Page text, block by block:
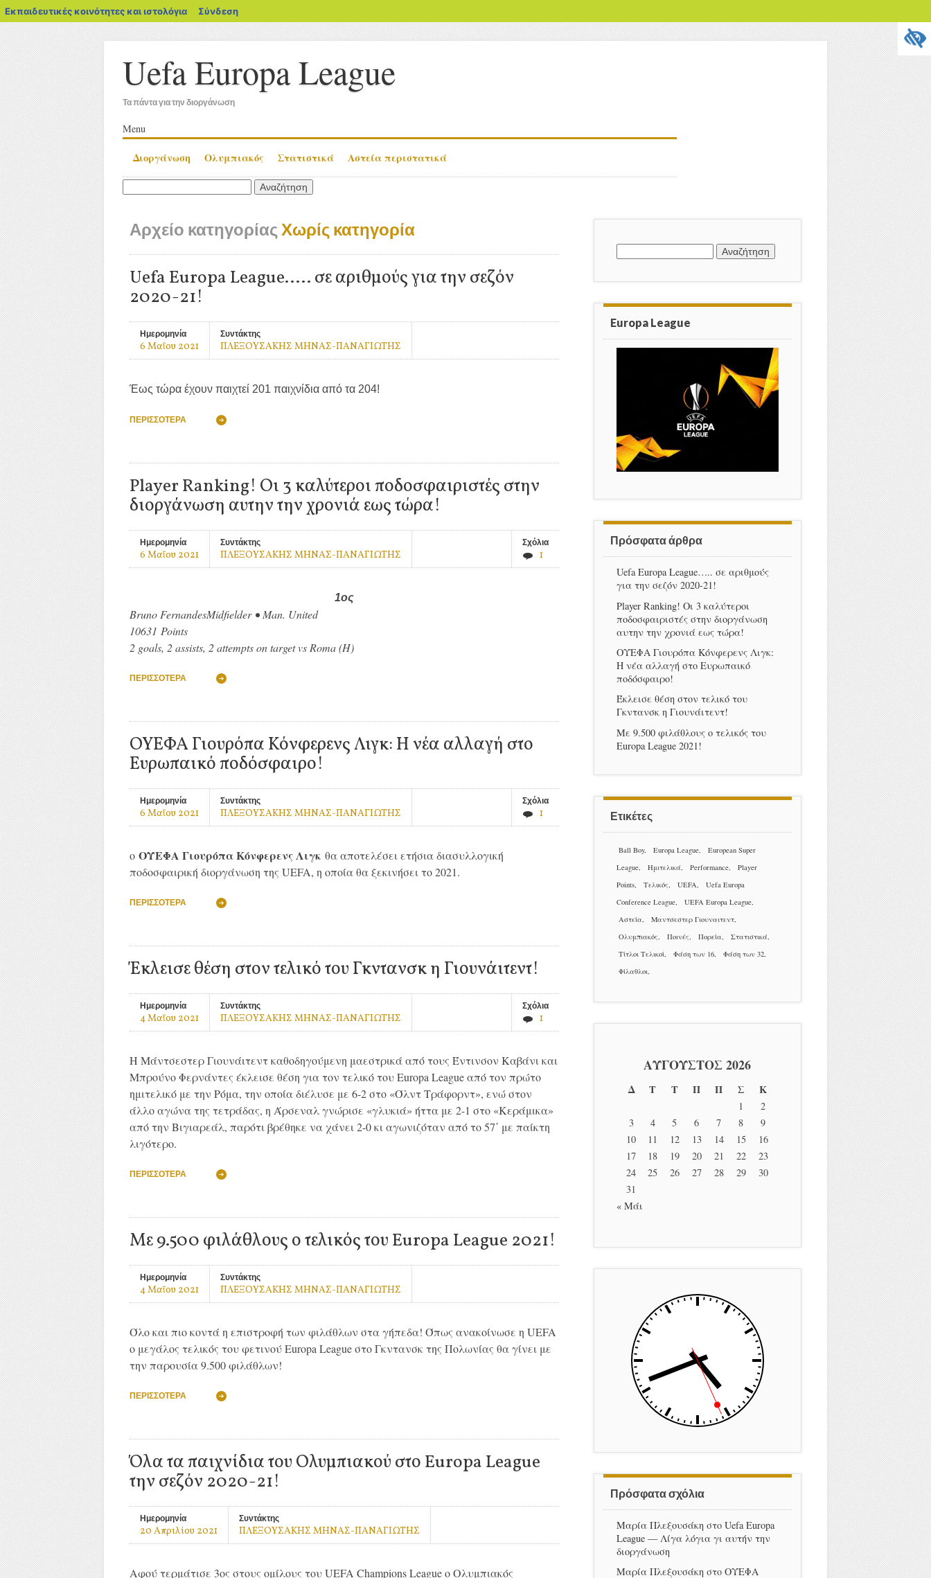
Εκπαιδευτικές κοινότητες και ιστολόγια blogs.sch.gr
Σύνδεση
Uefa Europa League
Τα πάντα για την διοργάνωση
Κύριο μενού
Μετάβαση
περιεχόμενο
Menu
Διοργάνωση Ολυμπιακός Στατιστικά Αστεία περιστατικά
Αναζήτηση
Αρχείο κατηγορίας Χωρίς κατηγορία
Uefa Europa League….. σε αριθμούς για την σεζόν
2020-21!
Ημερομηνία
6 Μαΐου 2021
Συντάκτης
ΠΛΕΞΟΥΣΑΚΗΣ ΜΗΝΑΣ-ΠΑΝΑΓΙΩΤΗΣ
Έως τώρα έχουν παιχτεί 201 παιχνίδια από τα 204!
ΠΕΡΙΣΣΌΤΕΡΑ
Player Ranking! Οι 3 καλύτεροι ποδοσφαιριστές στην
διοργάνωση αυτην την χρονιά εως τώρα!
Ημερομηνία
6 Μαΐου 2021
Συντάκτης
ΠΛΕΞΟΥΣΑΚΗΣ ΜΗΝΑΣ-ΠΑΝΑΓΙΩΤΗΣ
Σχόλια
1
1ος
Bruno FernandesMidfielder• Man. United
10631 Points
2 goals, 2 assists, 2 attempts on target vs Roma (H)
ΠΕΡΙΣΣΌΤΕΡΑ
ΟΥΕΦΑ Γιουρόπα Κόνφερενς Λιγκ: Η νέα αλλαγή στο
Ευρωπαικό ποδόσφαιρο!
Ημερομηνία
6 Μαΐου 2021
Συντάκτης
ΠΛΕΞΟΥΣΑΚΗΣ ΜΗΝΑΣ-ΠΑΝΑΓΙΩΤΗΣ
Σχόλια
1
ο ΟΥΕΦΑ Γιουρόπα Κόνφερενς Λιγκ θα αποτελέσει ετήσια διασυλλογική
ποδοσφαιρική διοργάνωση της UEFA, η οποία θα ξεκινήσει το 2021.
ΠΕΡΙΣΣΌΤΕΡΑ
Έκλεισε θέση στον τελικό του Γκντανσκ η Γιουνάιτεντ!
Ημερομηνία
4 Μαΐου 2021
Συντάκτης
ΠΛΕΞΟΥΣΑΚΗΣ ΜΗΝΑΣ-ΠΑΝΑΓΙΩΤΗΣ
Σχόλια
1
Η Μάντσεστερ Γιουνάιτεντ καθοδηγούμενη μαεστρικά από τους Έντινσον Καβάνι και
Μπρούνο Φερνάντες έκλεισε θέση για τον τελικό του Europa League από τον πρώτο
ημιτελικό με την Ρόμα, την οποία διέλυσε με 6-2 στο «Όλντ Τράφορντ», ενώ στον
άλλο αγώνα της τετράδας, η Άρσεναλ γνώρισε «γλυκιά» ήττα με 2-1 στο «Κεράμικα»
από την Βιγιαρεάλ, παρότι βρέθηκε να χάνει 2-0 κι αγωνιζόταν από το 57΄ με παίκτη
λιγότερο.
ΠΕΡΙΣΣΌΤΕΡΑ
Με 9.500 φιλάθλους ο τελικός του Europa League 2021!
Ημερομηνία
4 Μαΐου 2021
Συντάκτης
ΠΛΕΞΟΥΣΑΚΗΣ ΜΗΝΑΣ-ΠΑΝΑΓΙΩΤΗΣ
Όλο και πιο κοντά η επιστροφή των φιλάθλων στα γήπεδα! Όπως ανακοίνωσε η UEFA
ο μεγάλος τελικός του φετινού Europa League στο Γκντανσκ της Πολωνίας θα γίνει με
την παρουσία 9.500 φιλάθλων!
ΠΕΡΙΣΣΌΤΕΡΑ
Όλα τα παιχνίδια του Ολυμπιακού στο Europa League
την σεζόν 2020-21!
Ημερομηνία
20 Απριλίου 2021
Συντάκτης
ΠΛΕΞΟΥΣΑΚΗΣ ΜΗΝΑΣ-ΠΑΝΑΓΙΩΤΗΣ
Αφού τερμάτισε 3ος στους ομίλους του UEFA Champions League ο Ολυμπιακός
Αναζήτηση
Europa League
Πρόσφατα άρθρα
Uefa Europa League….. σε αριθμούς
για την σεζόν 2020-21!
Player Ranking! Οι 3 καλύτεροι
ποδοσφαιριστές στην διοργάνωση
αυτην την χρονιά εως τώρα!
ΟΥΕΦΑ Γιουρόπα Κόνφερενς Λιγκ:
Η νέα αλλαγή στο Ευρωπαικό
ποδόσφαιρο!
Έκλεισε θέση στον τελικό του
Γκντανσκ η Γιουνάιτεντ!
Με 9.500 φιλάθλους ο τελικός του
Europa League 2021!
Ετικέτες
Ball Boy Europa League
European Super
League
Hμιτελικά Performance
Player
Points
Tελικός UEFA
Uefa Europa
Conference League
UEFA Europa League
Αστεία
Μαντσεστερ Γιουναιτεντ
Ολυμπιακός
Ποινές Πορεία
Στατιστικά
Τίτλοι Τελικοί
Φάση των 16
Φάση των 32
Φίλαθλοι
ΑΎΓΟΥΣΤΟΣ 2026
Δ Τ Τ Π Π Σ Κ
1
2
3
4 5 6 7 8
9
10
11 12 13 14 15
16
17
18 19 20 21 22
23
24
25 26 27 28 29
30
31
« Μάι
Πρόσφατα σχόλια
Μαρία Πλεξουσάκη στο Uefa Europa
League — Λίγα λόγια γι αυτήν την
διοργάνωση
Μαρία Πλεξουσάκη στο ΟΥΕΦΑ